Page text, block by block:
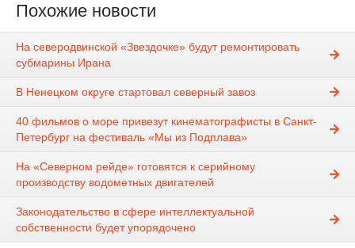
Похожие новости
На северодвинской «Звездочке» будут ремонтировать
субмарины Ирана
В Ненецком округе стартовал северный завоз
40 фильмов о море привезут кинематографисты в Санкт-
Петербург на фестиваль «Мы из Подплава»
На «Северном рейде» готовятся к серийному
производству водометных двигателей
Законодательство в сфере интеллектуальной
собственности будет упорядочено